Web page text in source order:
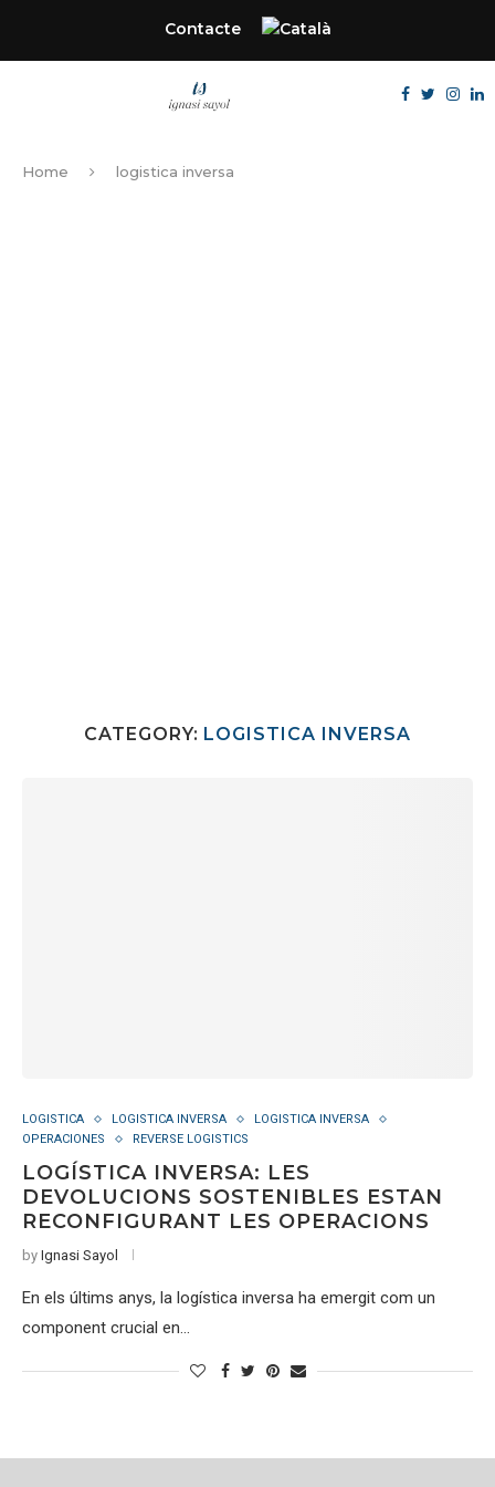
Contacte
Home logistica inversa
CATEGORY: LOGISTICA INVERSA
LOGISTICA LOGISTICA INVERSA
LOGISTICA INVERSA
OPERACIONES
REVERSE LOGISTICS
LOGÍSTICA INVERSA: LES
DEVOLUCIONS SOSTENIBLES ESTAN
RECONFIGURANT LES OPERACIONS
by Ignasi Sayol
En els últims anys, la logística inversa ha emergit com un
component crucial en…